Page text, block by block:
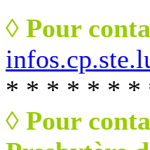
◊ Pour
* * * * * * *
◊ Pour